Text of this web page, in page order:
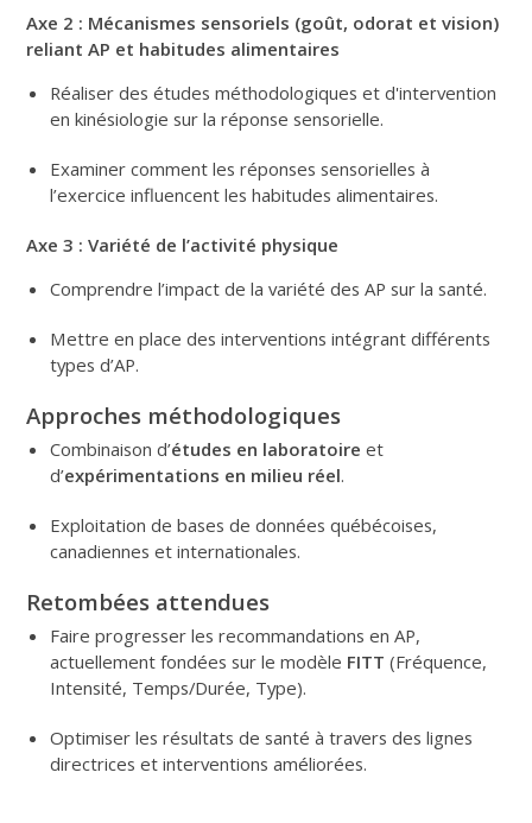
Axe 2 : Mécanismes sensoriels (goût, odorat et vision)
reliant AP et habitudes alimentaires
Réaliser des études méthodologiques et d'intervention
en kinésiologie sur la réponse sensorielle.
Examiner comment les réponses sensorielles à
l’exercice influencent les habitudes alimentaires.
Axe 3 : Variété de l’activité physique
Comprendre l’impact de la variété des AP sur la santé.
Mettre en place des interventions intégrant différents
types d’AP.
Approches méthodologiques
Combinaison d’études en laboratoire et
d’expérimentations en milieu réel.
Exploitation de bases de données québécoises,
canadiennes et internationales.
Retombées attendues
Faire progresser les recommandations en AP,
actuellement fondées sur le modèle FITT (Fréquence,
Intensité, Temps/Durée, Type).
Optimiser les résultats de santé à travers des lignes
directrices et interventions améliorées.